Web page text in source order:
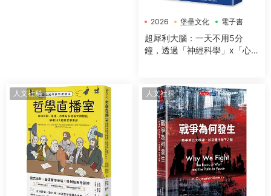
2026 堡壘文化 電子書
超犀利大腦：一天不用5分
鐘，透過「神經科學」x「心
讓大腦潛能發揮到極緻，變得
超犀利！
人文社科 人文社科